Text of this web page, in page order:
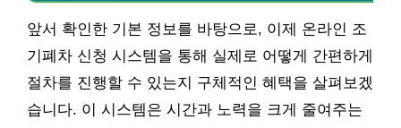
앞서 확인한 기본 정보를 바탕으로, 이제 온라인 조
기폐차 신청 시스템을 통해 실제로 어떻게 간편하게
절차를 진행할 수 있는지 구체적인 혜택을 살펴보겠
습니다. 이 시스템은 시간과 노력을 크게 줄여주는